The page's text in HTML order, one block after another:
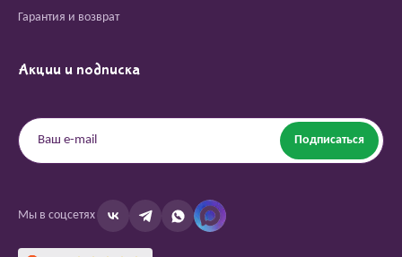
Гарантия и возврат
Акции и подписка
Подписаться
Мы в соцсетях